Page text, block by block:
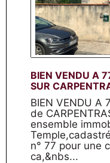
BIEN VENDU A
SUR
BIEN VENDU A
de
ensemble
n° 77 pour une
ca,&nbs...